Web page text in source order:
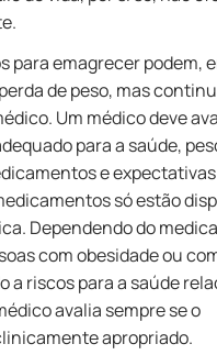
para emagrecer podem,
de peso, mas
Um médico deve
para a saúde,
e
só estão
Dependendo do
com obesidade ou
a riscos para a saúde
avalia sempre se o
apropriado.